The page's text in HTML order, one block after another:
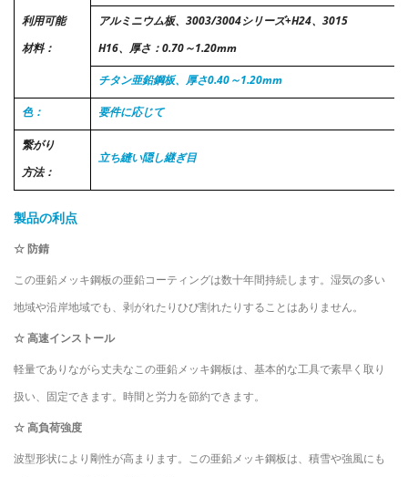
利用可能
材料：
アルミニウム板、3003/3004シリーズ+H24、3015
H16、厚さ：0.70～1.20mm
チタン亜鉛鋼板、厚さ0.40～1.20mm
色： 要件に応じて
繋がり
方法：
立ち縫い隠し継ぎ目
製品の利点
☆防錆
この亜鉛メッキ鋼板の亜鉛コーティングは数十年間持続します。湿気の多い
地域や沿岸地域でも、剥がれたりひび割れたりすることはありません。
☆高速インストール
軽量でありながら丈夫なこの亜鉛メッキ鋼板は、基本的な工具で素早く取り
扱い、固定できます。時間と労力を節約できます。
☆高負荷強度
波型形状により剛性が高まります。この亜鉛メッキ鋼板は、積雪や強風にも